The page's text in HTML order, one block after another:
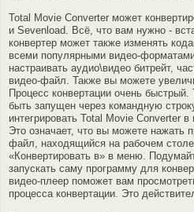
Total Movie Converter может
и Sevenload. Всё, что вам нужно -
конвертер может также изменять
всеми популярными видео-
настраивать аудио\видео битрейт,
видео-файл. Также вы можете
Процесс конвертации очень
быть запущен через командную
интегрировать Total Movie Converter
Это означает, что вы можете нажать
файл, находящийся на рабочем
«Конвертировать в» в меню.
запускать саму программу для
видео-плеер поможет вам
процесса конвертации. Это